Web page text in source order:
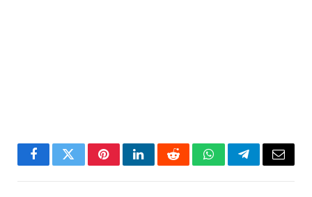
FacebookTwitterPinterestLinkedInRedditWhatsAppTelegramEmail